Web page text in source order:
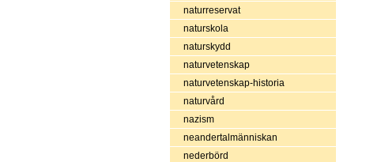
naturreservat
naturskola
naturskydd
naturvetenskap
naturvetenskap-historia
naturvård
nazism
neandertalmänniskan
nederbörd